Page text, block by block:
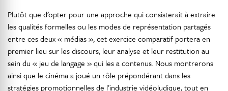
Plutôt que d’opter pour une approche qui consisterait à extraire
les qualités formelles ou les modes de représentation partagés
entre ces deux « médias », cet exercice comparatif portera en
premier lieu sur les discours, leur analyse et leur restitution au
sein du « jeu de langage » qui les a contenus. Nous montrerons
ainsi que le cinéma a joué un rôle prépondérant dans les
stratégies promotionnelles de l’industrie vidéoludique, tout en